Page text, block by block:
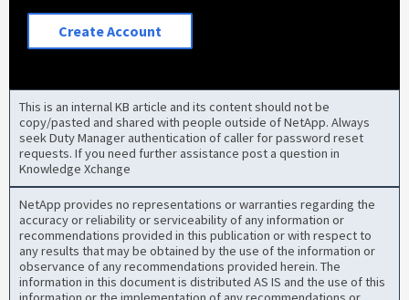
Create Account
This is an internal KB article and its content should not be
copy/pasted and shared with people outside of NetApp. Always
seek Duty Manager authentication of caller for password reset
requests. If you need further assistance post a question in
Knowledge Xchange
NetApp provides no representations or warranties regarding the
accuracy or reliability or serviceability of any information or
recommendations provided in this publication or with respect to
any results that may be obtained by the use of the information or
observance of any recommendations provided herein. The
information in this document is distributed AS IS and the use of this